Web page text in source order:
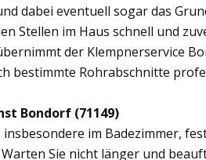
dabei eventuell sogar das
Stellen im Haus schnell und
der Klempnerservice
bestimmte Rohrabschnitte
Bondorf (71149)
im Badezimmer,
Sie nicht länger und